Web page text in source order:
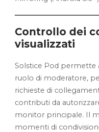
Controllo dei
visualizzati
Solstice Pod permette
ruolo di moderatore,
richieste di
contributi da
monitor principale. Il
momenti di